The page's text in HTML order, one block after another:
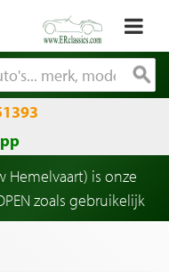
Hemelvaart) is onze
zoals gebruikelijk